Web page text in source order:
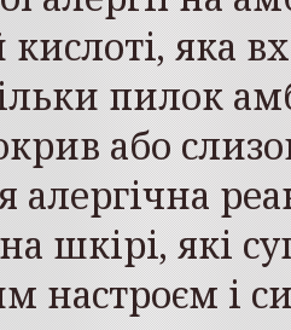
кислоті, яка
пилок
або
алергічна
шкірі, які
настроєм і